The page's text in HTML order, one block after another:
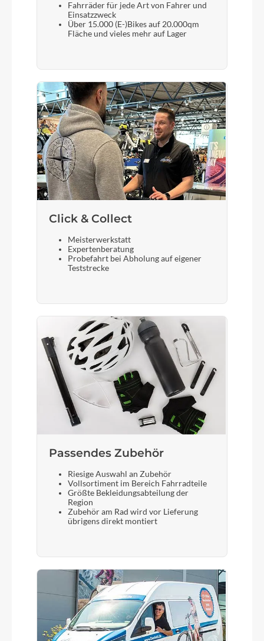
Akku
Bosch PowerTube, 36 V Li Ion, 625 Wh
Laufradgröße
28"
Gepäckträger
Racktime / BGM Trekking Pro, Snapit 2.0 System,
integrierte Schutzblechaufnahme
Schalthebel
Rapidfire Plus-Schalthebel
Bremshebel
Steuersatz
Acros, A-Headset, semi-integriert, 1.5", mit
integrierter Kabeldurchführung
Sattel
Syncros Capilano Trekking Memory Foam
Gabel
Suntour NVX30 DS, 75 mm
Display
Vorderreifen
Schwalbe Energizer Plus Tour, Greenguard,
Reflex-Streifen, 55-622 Schlauch: Schwalbe AV19
Fahrräder für jede Art von Fahrer und
Einsatzzweck
Über 15.000 (E-)Bikes auf 20.000qm
Fläche und vieles mehr auf Lager
Click & Collect
Meisterwerkstatt
Expertenberatung
Probefahrt bei Abholung auf eigener
Teststrecke
Passendes Zubehör
Riesige Auswahl an Zubehör
Vollsortiment im Bereich Fahrradteile
Größte Bekleidungsabteilung der
Region
Zubehör am Rad wird vor Lieferung
übrigens direkt montiert